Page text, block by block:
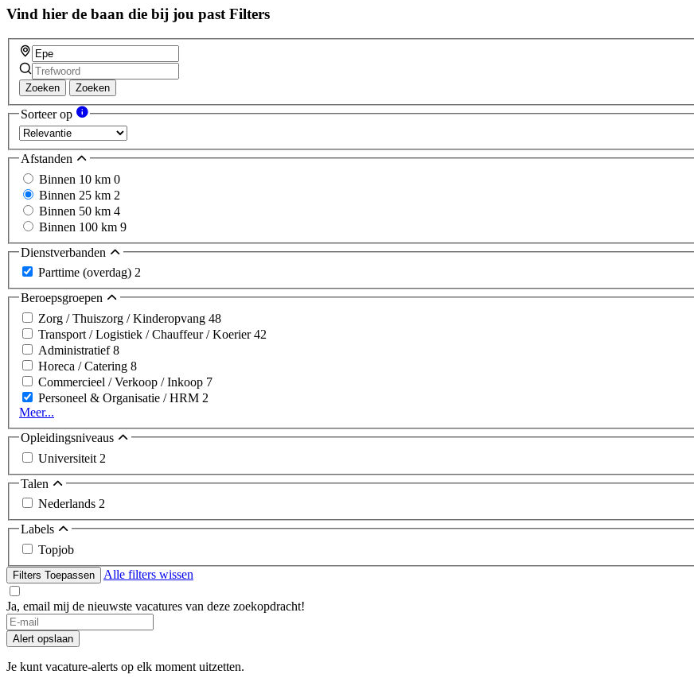
Vind hier de baan die bij jou past Filters
Zoeken Zoeken
Sorteer op
Afstanden
Binnen 10 km 0
Binnen 25 km 2
Binnen 50 km 4
Binnen 100 km 9
Dienstverbanden
Parttime (overdag) 2
Beroepsgroepen
Zorg / Thuiszorg / Kinderopvang 48
Transport / Logistiek / Chauffeur / Koerier42
Administratief8
Horeca / Catering 8
Commercieel / Verkoop / Inkoop 7
Personeel & Organisatie / HRM 2
Meer...
Opleidingsniveaus
Universiteit 2
Talen
Nederlands 2
Labels
Topjob
Filters Toepassen Alle filters wissen
Ja, email mij de nieuwste vacatures van deze zoekopdracht!
If
you
are
a
Alert opslaan
Je kunt vacature-alerts op elk moment uitzetten.